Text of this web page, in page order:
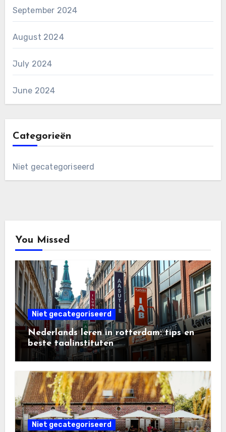
September 2024
August 2024
July 2024
June 2024
Categorieën
Niet gecategoriseerd
You Missed
Niet gecategoriseerd
Nederlands leren in rotterdam: tips en
beste taalinstituten
Niet gecategoriseerd